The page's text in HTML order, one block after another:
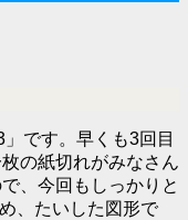
です。早くも3回目
の紙切れがみなさん
、今回もしっかりと
、たいした図形で